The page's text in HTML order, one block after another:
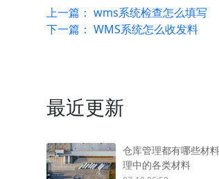
上一篇：wms系统检查怎么填写
下一篇：WMS系统怎么收发料
最近更新
仓库管理都有哪些材
理中的各类材料